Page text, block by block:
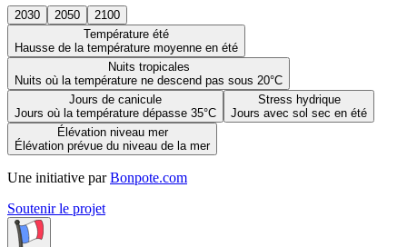
2030 2050
2100
Température été
Hausse de la température moyenne en été
Nuits tropicales
Nuits où la température ne descend pas sous 20°C
Jours de canicule
Jours où la température dépasse 35°C
Stress hydrique
Jours avec sol sec en été
Élévation niveau mer
Élévation prévue du niveau de la mer
Une initiative par Bonpote.com
Soutenir le projet